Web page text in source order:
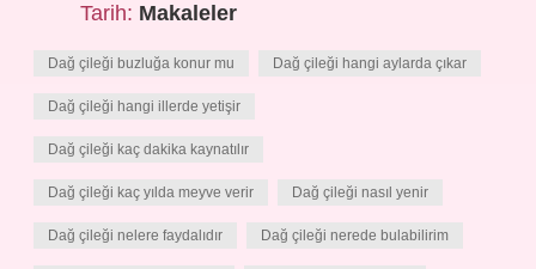
Tarih: Makaleler
Dağ çileği buzluğa konur mu Dağ çileği hangi aylarda çıkar
Dağ çileği hangi illerde yetişir
Dağ çileği kaç dakika kaynatılır
Dağ çileği kaç yılda meyve verir Dağ çileği nasıl yenir
Dağ çileği nelere faydalıdır Dağ çileği nerede bulabilirim